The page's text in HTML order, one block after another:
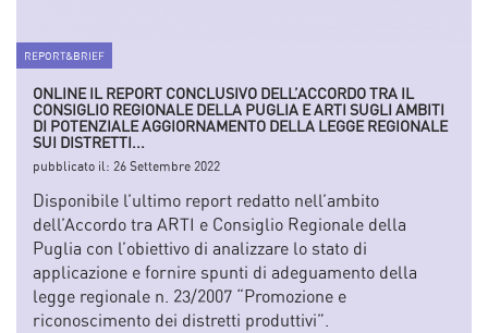
REPORT&BRIEF
ONLINE IL REPORT CONCLUSIVO DELL’ACCORDO TRA IL
CONSIGLIO REGIONALE DELLA PUGLIA E ARTI SUGLI AMBITI
DI POTENZIALE AGGIORNAMENTO DELLA LEGGE REGIONALE
SUI DISTRETTI...
pubblicato il: 26 Settembre 2022
Disponibile l’ultimo report redatto nell’ambito
dell’Accordo tra ARTI e Consiglio Regionale della
Puglia con l’obiettivo di analizzare lo stato di
applicazione e fornire spunti di adeguamento della
legge regionale n. 23/2007 “Promozione e
riconoscimento dei distretti produttivi”.